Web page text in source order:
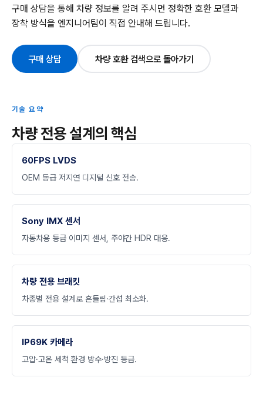
구매 상담을 통해 차량 정보를 알려 주시면 정확한 호환 모델과
장착 방식을 엔지니어팀이 직접 안내해 드립니다.
구매 상담 차량 호환 검색으로 돌아가기
기술 요약
차량 전용 설계의 핵심
60FPS LVDS
OEM 동급 저지연 디지털 신호 전송.
Sony IMX 센서
자동차용 등급 이미지 센서, 주야간 HDR 대응.
차량 전용 브래킷
차종별 전용 설계로 흔들림·간섭 최소화.
IP69K 카메라
고압·고온 세척 환경 방수·방진 등급.